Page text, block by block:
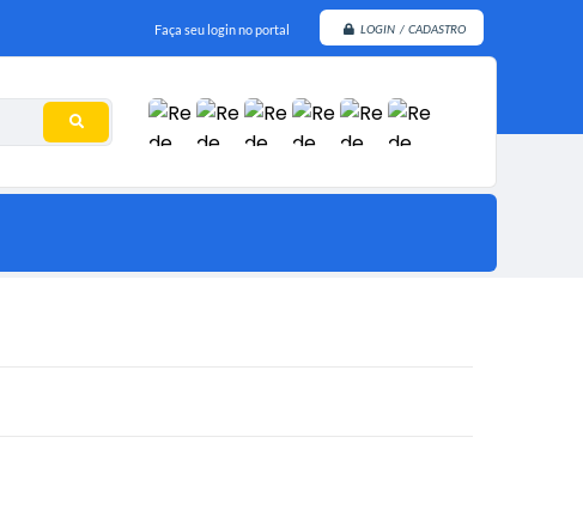
Faça seu login no portal LOGIN / CADASTRO